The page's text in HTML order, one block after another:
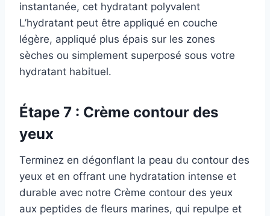
instantanée, cet hydratant polyvalent
L’hydratant peut être appliqué en couche
légère, appliqué plus épais sur les zones
sèches ou simplement superposé sous votre
hydratant habituel.
Étape 7 : Crème contour des
yeux
Terminez en dégonflant la peau du contour des
yeux et en offrant une hydratation intense et
durable avec notre Crème contour des yeux
aux peptides de fleurs marines, qui repulpe et